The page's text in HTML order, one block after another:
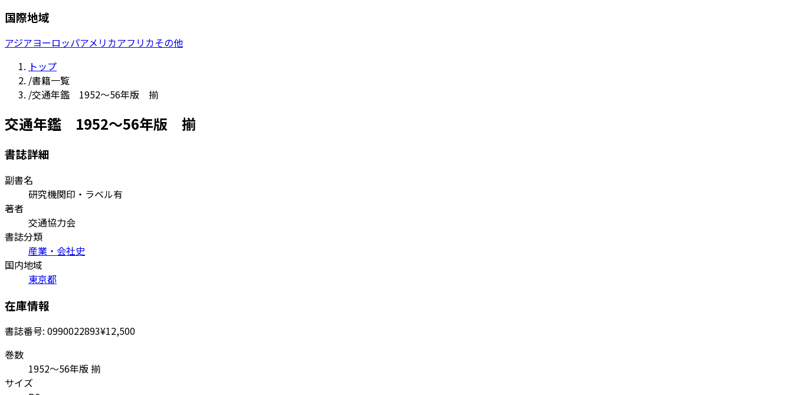
国際地域
アジアヨーロッパアメリカアフリカその他
トップ
/書籍一覧
/交通年鑑 1952～56年版 揃
交通年鑑 1952～56年版 揃
書誌詳細
副書名
研究機関印・ラベル有
著者
交通協力会
書誌分類
産業・会社史
国内地域
東京都
在庫情報
書誌番号: 0990022893¥12,500
巻数
1952～56年版 揃
サイズ